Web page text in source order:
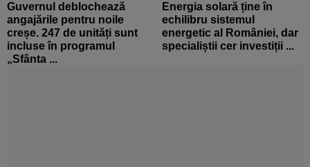
Guvernul deblochează
angajările pentru noile
creșe. 247 de unități sunt
incluse în programul
„Sfânta ...
Energia solară ține în
echilibru sistemul
energetic al României, dar
specialiștii cer investiții ...